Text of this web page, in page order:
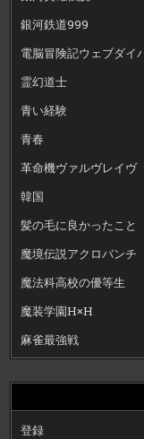
銀河鉄道999
電脳冒険記ウェブダイ
霊幻道士
青い経験
青春
革命機ヴァルヴレイヴ
韓国
髪の毛に良かったこと
魔境伝説アクロバンチ
魔法科高校の優等生
魔装学園H×H
麻雀最強戦
登録